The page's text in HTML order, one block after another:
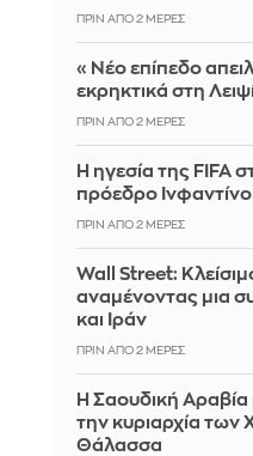
ΠΡΙΝ ΑΠΌ 2 ΜΈΡΕΣ
«Νέο επίπεδο
εκρηκτικά στη
ΠΡΙΝ ΑΠΌ 2 ΜΈΡΕΣ
Η ηγεσία της FIFA
πρόεδρο Ινφαντίνο
ΠΡΙΝ ΑΠΌ 2 ΜΈΡΕΣ
Wall Street:
αναμένοντας μια
και Ιράν
ΠΡΙΝ ΑΠΌ 2 ΜΈΡΕΣ
Η Σαουδική Αραβία
την κυριαρχία των
Θάλασσα